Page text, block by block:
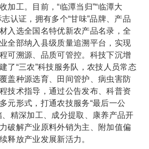
加工。目前，“临潭当归”“临潭大
认证，拥有多个“甘味”品牌、产品
入选全国名特优新农产品名录，全
全部纳入县级质量追溯平台，实现
可溯源、品质可管控。科技下沉增
了“三农”科技服务队，农技人员常态
盖种源选育、田间管护、病虫害防
技术指导，通过公告发布、科普资
元形式，打通农技服务“最后一公
、精深加工、成分提取、康养产品开
破解产业原料外销为主、附加值偏
释放产业发展新活力。